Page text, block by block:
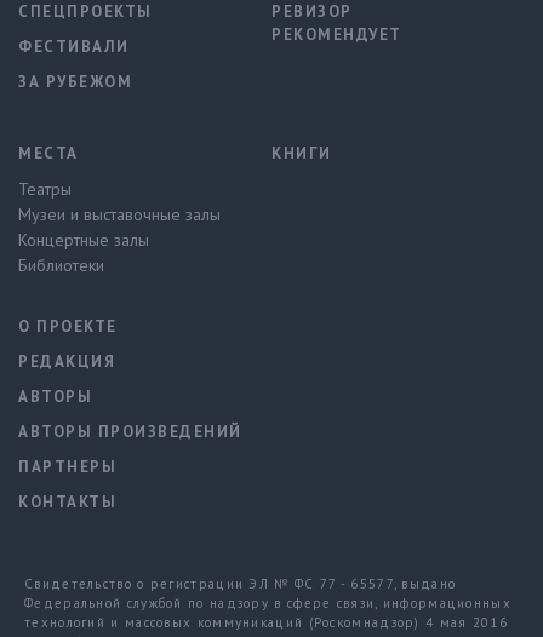
СПЕЦПРОЕКТЫ
ФЕСТИВАЛИ
ЗА РУБЕЖОМ
РЕВИЗОР
РЕКОМЕНДУЕТ
МЕСТА
Театры
Музеи и выставочные залы
Концертные залы
Библиотеки
КНИГИ
О ПРОЕКТЕ
РЕДАКЦИЯ
АВТОРЫ
АВТОРЫ ПРОИЗВЕДЕНИЙ
ПАРТНЕРЫ
КОНТАКТЫ
Свидетельство о регистрации ЭЛ № ФС 77 - 65577, выдано
Федеральной службой по надзору в сфере связи, информационных
технологий и массовых коммуникаций (Роскомнадзор) 4 мая 2016